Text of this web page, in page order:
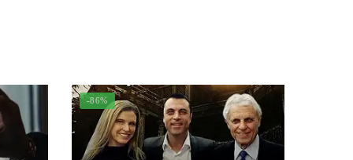
-86%